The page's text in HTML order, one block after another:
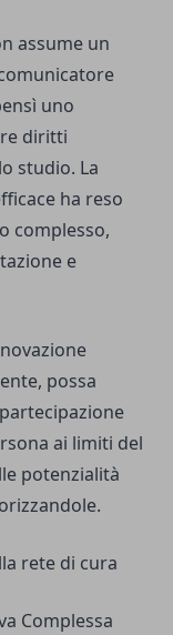
assume un
uno
diritti
studio. La
ha reso
complesso,
e
possa
ai limiti del
potenzialità
rete di cura
Complessa